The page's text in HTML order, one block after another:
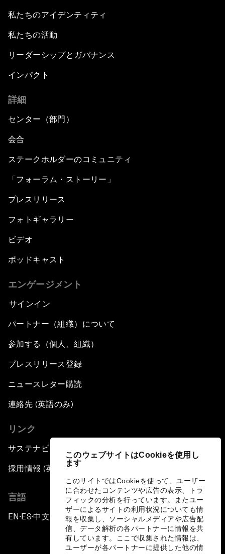
このウェブサイトはCookieを使用し
ます
このサイトではCookieを使って、ユーザー
に合わせたコンテンツや広告の表示、トラ
フィックの分析を行っています。またユー
ザーによるサイトの利用状況についても情
報を収集し、ソーシャルメディアや広告配
信、データ解析の各パートナーに情報を共
有しています。ここで収集された情報は、
ユーザーが各パートナーに提供した他の情
私たちのアイデンティティ
私たちの活動
リーダーシップとガバナンス
インパクト
詳細
センター（部門）
会合
ステークホルダーのコミュニティ
「フォーラム・ストーリー」
プレスリリース
フォトギャラリー
ビデオ
ポッドキャスト
エンゲージメント
サインイン
パートナー（組織）について
参加する（個人、組織）
プレスリリース登録
ニュースレター購読
連絡先 (英語のみ)
リンク
サステナビリティへの取り組み
採用情報 (英語のみ)
言語
EN ▪ES▪中文▪ 日本語